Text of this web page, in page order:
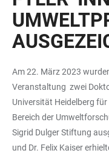
Am 22. März 2023
Veranstaltung zwei
Universität Heidelberg
Bereich der
Sigrid Dulger Stiftung
und Dr. Felix Kaiser